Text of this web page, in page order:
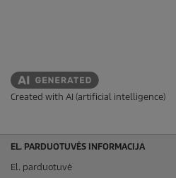
Created with AI (artificial intelligence)
EL. PARDUOTUVĖS INFORMACIJA
El. parduotuvė